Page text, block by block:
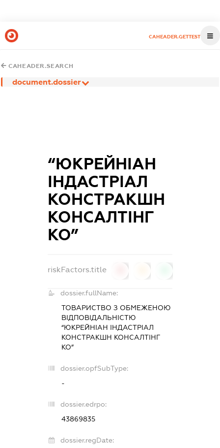
CAHEADER.GETTEST
CAHEADER.SEARCH
document.dossier
“ЮКРЕЙНІАН
ІНДАСТРІАЛ
КОНСТРАКШН
КОНСАЛТІНГ
КО”
riskFactors.title
dossier.fullName:
ТОВАРИСТВО З ОБМЕЖЕНОЮ
ВІДПОВІДАЛЬНІСТЮ
“ЮКРЕЙНІАН ІНДАСТРІАЛ
КОНСТРАКШН КОНСАЛТІНГ
КО”
dossier.opfSubType:
-
dossier.edrpo:
43869835
dossier.regDate: